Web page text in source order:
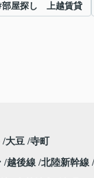
部屋探し 上越賃貸
大豆 寺町
越後線 北陸新幹線